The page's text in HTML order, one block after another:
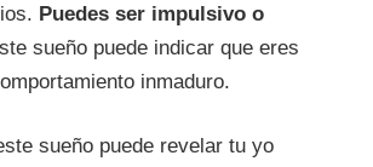
Puedes ser impulsivo o
sueño puede indicar que eres
inmaduro.
sueño puede revelar tu yo